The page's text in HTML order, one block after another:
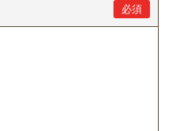
必須